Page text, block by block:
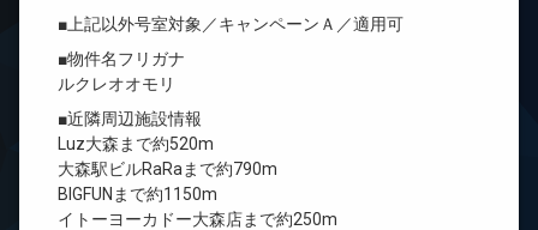
■上記以外号室対象／キャンペーンＡ／適用可
■物件名フリガナ
ルクレオオモリ
■近隣周辺施設情報
Luz大森まで約520m
大森駅ビルRaRaまで約790m
BIGFUNまで約1150m
イトーヨーカドー大森店まで約250m